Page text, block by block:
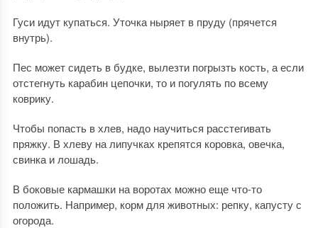
Гуси идут купаться. Уточка ныряет в пруду (прячется
внутрь).
Пес может сидеть в будке, вылезти погрызть кость, а если
отстегнуть карабин цепочки, то и погулять по всему
коврику.
Чтобы попасть в хлев, надо научиться расстегивать
пряжку. В хлеву на липучках крепятся коровка, овечка,
свинка и лошадь.
В боковые кармашки на воротах можно еще что-то
положить. Например, корм для животных: репку, капусту с
огорода.